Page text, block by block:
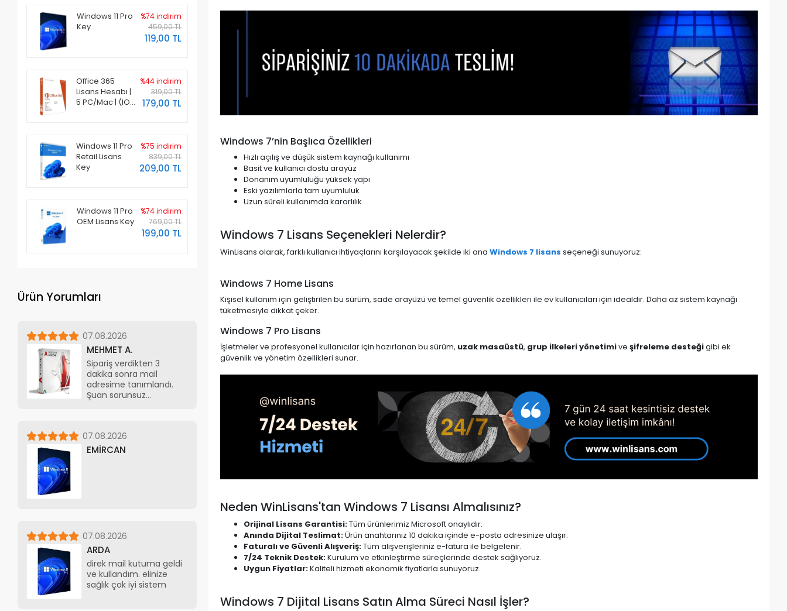
Windows 11 Pro
Key
%74 indirim
459,00 TL
119,00 TL
Office 365
Lisans Hesabı |
5 PC/Mac | (IOS
%44 indirim
319,00 TL
179,00 TL
Windows 11 Pro
Retail Lisans
Key
%75 indirim
839,00 TL
209,00 TL
Windows 11 Pro
OEM Lisans Key
%74 indirim
769,00 TL
199,00 TL
Ürün Yorumları
07.08.2026
MEHMET A.
Sipariş verdikten 3
dakika sonra mail
adresime tanımlandı.
Şuan sorunsuz
07.08.2026
EMİRCAN
07.08.2026
ARDA
direk mail kutuma geldi
ve kullandım. elinize
sağlık çok iyi sistem
Windows 7’nin Başlıca Özellikleri
Hızlı açılış ve düşük sistem kaynağı kullanımı
Basit ve kullanıcı dostu arayüz
Donanım uyumluluğu yüksek yapı
Eski yazılımlarla tam uyumluluk
Uzun süreli kullanımda kararlılık
Windows 7 Lisans Seçenekleri Nelerdir?
WinLisans olarak, farklı kullanıcı ihtiyaçlarını karşılayacak şekilde iki anaWindows 7 lisans seçeneği sunuyoruz:
Windows 7 Home Lisans
Kişisel kullanım için geliştirilen bu sürüm, sade arayüzü ve temel güvenlik özellikleri ile ev kullanıcıları için idealdir. Daha az sistem kaynağı
tüketmesiyle dikkat çeker.
Windows 7 Pro Lisans
İşletmeler ve profesyonel kullanıcılar için hazırlanan bu sürüm, uzak masaüstü, grup ilkeleri yönetimiveşifreleme desteğigibi ek
güvenlik ve yönetim özellikleri sunar.
Neden WinLisans'tan Windows 7 Lisansı Almalısınız?
Orijinal Lisans Garantisi:Tüm ürünlerimiz Microsoft onaylıdır.
Anında Dijital Teslimat:Ürün anahtarınız 10 dakika içinde e-posta adresinize ulaşır.
Faturalı ve Güvenli Alışveriş:Tüm alışverişleriniz e-fatura ile belgelenir.
7/24 Teknik Destek:Kurulum ve etkinleştirme süreçlerinde destek sağlıyoruz.
Uygun Fiyatlar:Kaliteli hizmeti ekonomik fiyatlarla sunuyoruz.
Windows 7 Dijital Lisans Satın Alma Süreci Nasıl İşler?